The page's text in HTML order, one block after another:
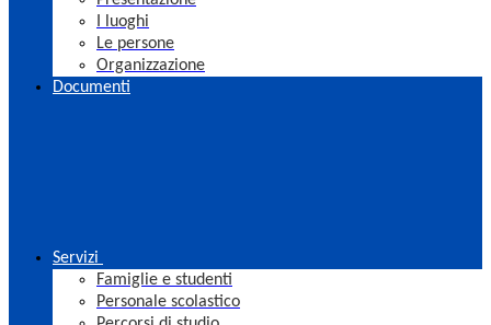
I luoghi
Le persone
Organizzazione
Documenti
Servizi
Famiglie e studenti
Personale scolastico